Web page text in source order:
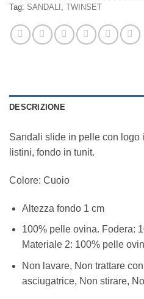
Tag: SANDALI , TWINSET
DESCRIZIONE
Sandali slide in pelle con logo
listini, fondo in tunit.
Colore: Cuoio
Altezza fondo 1 cm
100% pelle ovina. Fodera:
Materiale 2: 100% pelle
Non lavare, Non trattare
asciugatrice, Non stirare,